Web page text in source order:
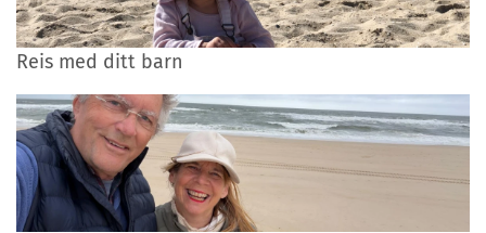
Reis med ditt barn